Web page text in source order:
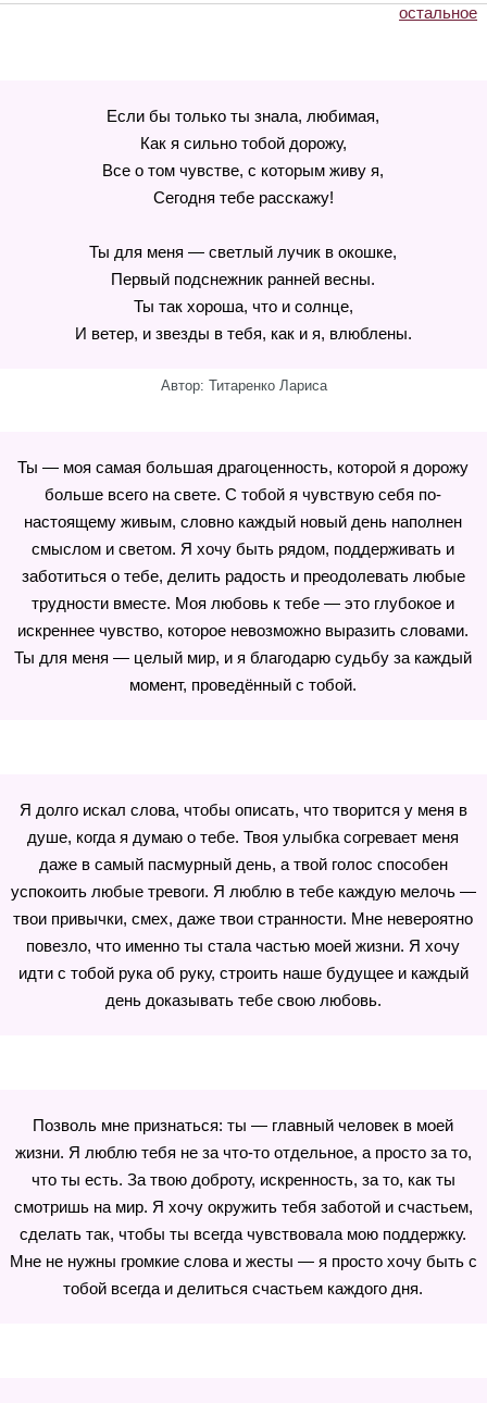
остальное
Если бы только ты знала, любимая,
Как я сильно тобой дорожу,
Все о том чувстве, с которым живу я,
Сегодня тебе расскажу!
Ты для меня — светлый лучик в окошке,
Первый подснежник ранней весны.
Ты так хороша, что и солнце,
И ветер, и звезды в тебя, как и я, влюблены.
Автор: Титаренко Лариса
Ты — моя самая большая драгоценность, которой я дорожу
больше всего на свете. С тобой я чувствую себя по-
настоящему живым, словно каждый новый день наполнен
смыслом и светом. Я хочу быть рядом, поддерживать и
заботиться о тебе, делить радость и преодолевать любые
трудности вместе. Моя любовь к тебе — это глубокое и
искреннее чувство, которое невозможно выразить словами.
Ты для меня — целый мир, и я благодарю судьбу за каждый
момент, проведённый с тобой.
Я долго искал слова, чтобы описать, что творится у меня в
душе, когда я думаю о тебе. Твоя улыбка согревает меня
даже в самый пасмурный день, а твой голос способен
успокоить любые тревоги. Я люблю в тебе каждую мелочь —
твои привычки, смех, даже твои странности. Мне невероятно
повезло, что именно ты стала частью моей жизни. Я хочу
идти с тобой рука об руку, строить наше будущее и каждый
день доказывать тебе свою любовь.
Позволь мне признаться: ты — главный человек в моей
жизни. Я люблю тебя не за что-то отдельное, а просто за то,
что ты есть. За твою доброту, искренность, за то, как ты
смотришь на мир. Я хочу окружить тебя заботой и счастьем,
сделать так, чтобы ты всегда чувствовала мою поддержку.
Мне не нужны громкие слова и жесты — я просто хочу быть с
тобой всегда и делиться счастьем каждого дня.